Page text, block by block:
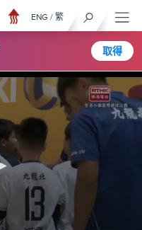
取得
ENG / 繁